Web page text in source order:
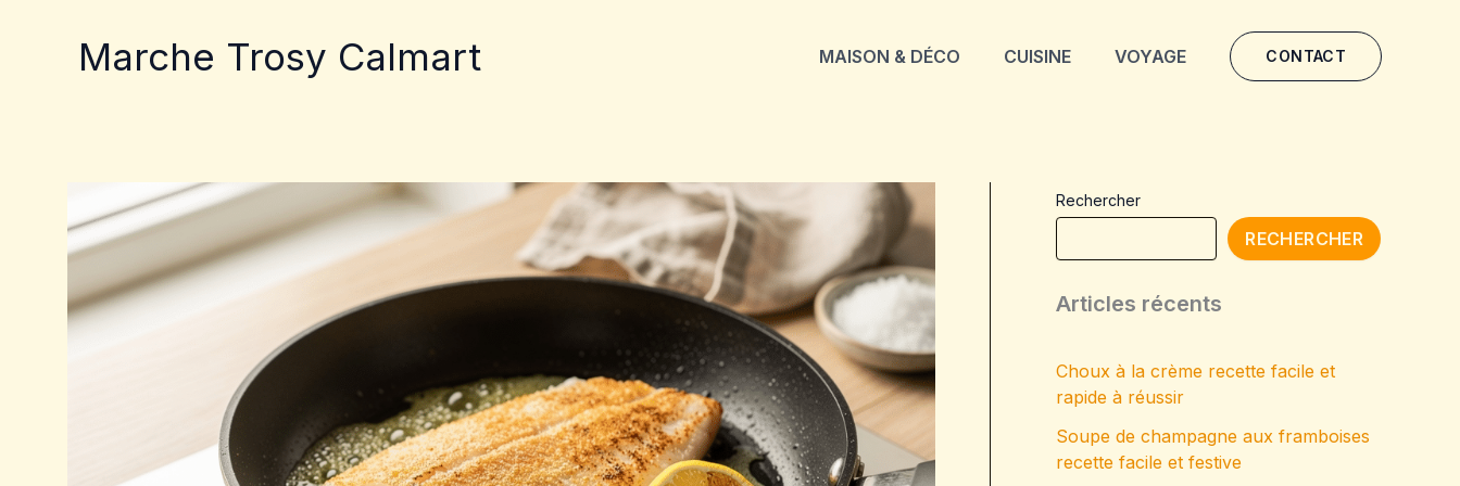
Marche Trosy Calmart MAISON & DÉCO CUISINE VOYAGE CONTACT
Rechercher
RECHERCHER
Articles récents
Choux à la crème recette facile et
rapide à réussir
Soupe de champagne aux framboises
recette facile et festive